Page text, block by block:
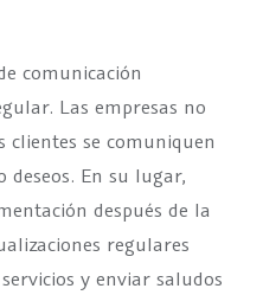
comunicación
Las empresas no
clientes se comuniquen
deseos. En su lugar,
después de la
regulares
y enviar saludos